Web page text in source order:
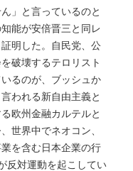
」と言っているのと
能が安倍晋三と同レ
明した。自民党、公
破壊するテロリスト
るのが、ブッシュか
われる新自由主義と
欧州金融カルテルと
世界中でネオコン、
を含む日本企業の行
反対運動を起こしてい